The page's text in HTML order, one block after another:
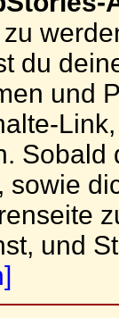
du
und
Sobald
und